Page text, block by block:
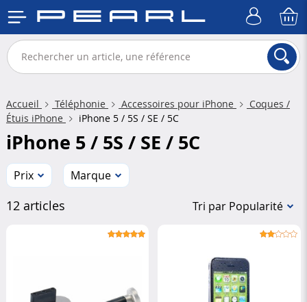
Accueil Téléphonie Accessoires pour iPhone
Coques /
Étuis iPhone
iPhone 5 / 5S / SE / 5C
iPhone 5 / 5S / SE / 5C
Prix Marque
12 articles Tri par Popularité